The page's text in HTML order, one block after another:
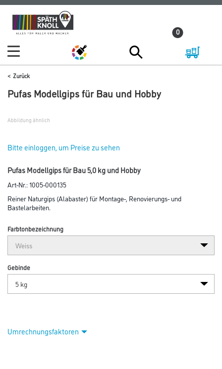
Zum
Inhalt
Zum
Navigationsmenü
0
Zurück
Pufas Modellgips für Bau und Hobby
Abbildung ähnlich
Bitte einloggen, um Preise zu sehen
Pufas Modellgips für Bau 5,0 kg und Hobby
Art-Nr.:1005-000135
Reiner Naturgips (Alabaster) für Montage-, Renovierungs- und
Bastelarbeiten.
Farbtonbezeichnung
Gebinde
Umrechnungsfaktoren